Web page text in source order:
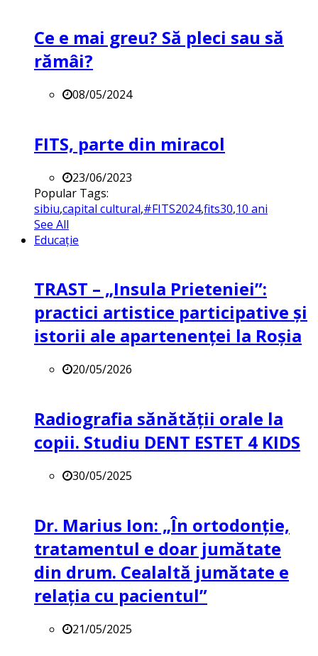
Ce e mai greu? Să pleci sau să
rămâi?
08/05/2024
FITS, parte din miracol
23/06/2023
Popular Tags:
sibiu,capital cultural,#FITS2024,fits30,10 ani
See All
Educație
TRAST – „Insula Prieteniei”:
practici artistice participative și
istorii ale apartenenței la Roșia
20/05/2026
Radiografia sănătății orale la
copii. Studiu DENT ESTET 4 KIDS
30/05/2025
Dr. Marius Ion: „În ortodonție,
tratamentul e doar jumătate
din drum. Cealaltă jumătate e
relația cu pacientul”
21/05/2025